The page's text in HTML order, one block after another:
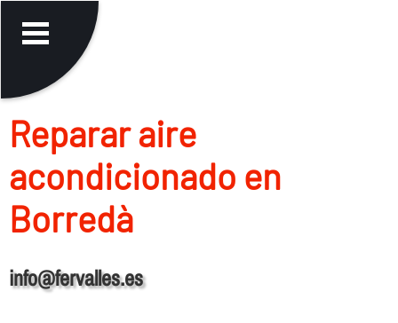
Reparar aire
acondicionado en
Borredà
info@fervalles.es